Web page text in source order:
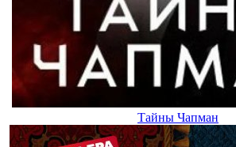
Тайны Чапман